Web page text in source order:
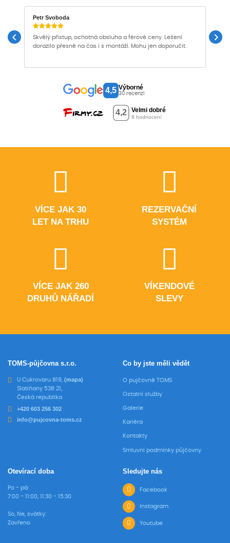
Petr Svoboda
Skvělý přístup, ochotná obsluha a férové ceny. Lešení
dorazilo přesně na čas i s montáží. Mohu jen doporučit.
4,5 Výborné
30 recenzí
VÍCE JAK 30
LET NA TRHU
REZERVAČNÍ
SYSTÉM
VÍCE JAK 260
DRUHŮ NÁŘADÍ
VÍKENDOVÉ
SLEVY
TOMS-půjčovna s.r.o.
U Cukrovaru 819, (mapa)
Slatiňany 538 21,
Česká republika
+420 603 256 302
info@pujcovna-toms.cz
Co by jste měli vědět
O pujčovně TOMS
Ostatní služby
Galerie
Kariéra
Kontakty
Smluvní podmínky půjčovny
Otevírací doba
Po - pá:
7:00 - 11:00, 11:30 - 15:30
So, Ne, svátky:
Zavřeno
Sledujte nás
Facebook
Instagram
Youtube